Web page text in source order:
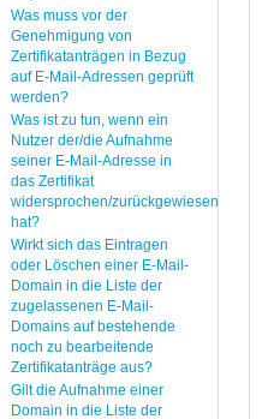
Was muss vor der
Genehmigung von
Zertifikatanträgen in Bezug
auf E-Mail-Adressen geprüft
werden?
Was ist zu tun, wenn ein
Nutzer der/die Aufnahme
seiner E-Mail-Adresse in
das Zertifikat
widersprochen/zurückgewiesen
hat?
Wirkt sich das Eintragen
oder Löschen einer E-Mail-
Domain in die Liste der
zugelassenen E-Mail-
Domains auf bestehende
noch zu bearbeitende
Zertifikatanträge aus?
Gilt die Aufnahme einer
Domain in die Liste der